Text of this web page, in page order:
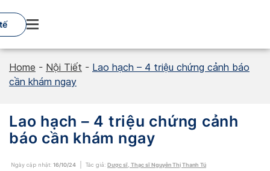
to
content
Home - Nội Tiết - Lao hạch – 4 triệu chứng cảnh báo
cần khám ngay
Lao hạch – 4 triệu chứng cảnh
báo cần khám ngay
Ngày cập nhật: 16/10/24 Tác giả: Dược sĩ, Thạc sĩ Nguyễn Thị Thanh Tú